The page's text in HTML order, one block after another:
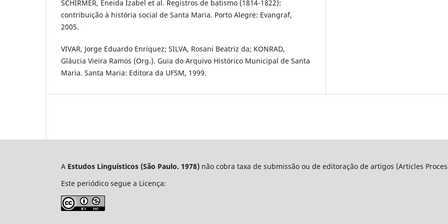
SCHIRMER, Eneida Izabel et al. Registros de batismo (1814-1822):
contribuição à história social de Santa Maria. Porto Alegre: Evangraf,
2005.
VIVAR, Jorge Eduardo Enríquez; SILVA, Rosani Beatriz da; KONRAD,
Gláucia Vieira Ramos (Org.). Guia do Arquivo Histórico Municipal de Santa
Maria. Santa Maria: Editora da UFSM, 1999.
A Estudos Linguísticos (São Paulo. 1978) não cobra taxa de submissão ou de editoração de artigos (Articles
Este periódico segue a Licença: